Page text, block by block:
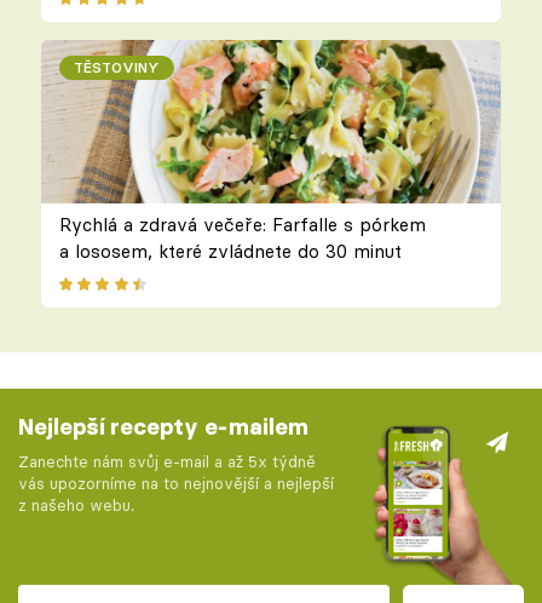
TĚSTOVINY
Rychlá a zdravá večeře: Farfalle s pórkem
a lososem, které zvládnete do 30 minut
Nejlepší recepty e-mailem
Zanechte nám svůj e-mail a až 5x týdně
vás upozorníme na to nejnovější a nejlepší
z našeho webu.